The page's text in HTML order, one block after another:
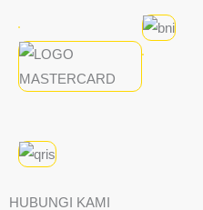
HUBUNGI KAMI